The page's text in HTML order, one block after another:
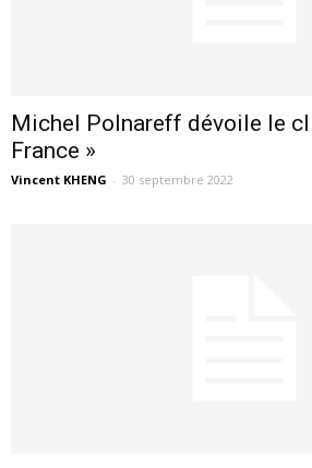
Michel Polnareff dévoile le
France »
Vincent KHENG - 30 septembre 2022